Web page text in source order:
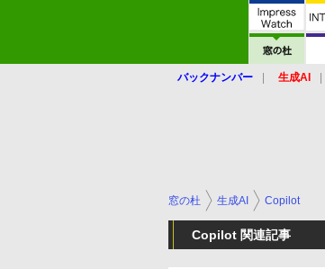
バックナンバー 生成AI
窓の杜 生成AI Copilot
Copilot 関連記事